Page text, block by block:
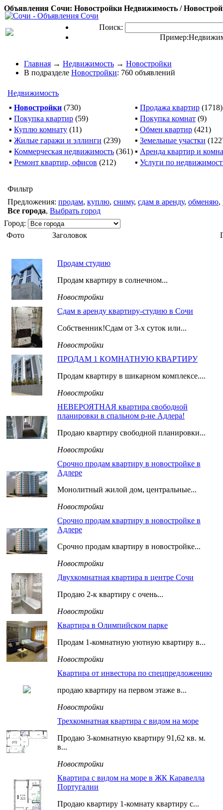
Объявления Сочи: Новостройки Недвижимость /
Поиск:
Пример:
Главная → Недвижимость → Новостройки
В подразделе Новостройки: 760 объявлений
Недвижимость
▪ Новостройки (730) ▪ Продажа квартир (1718)
▪ Покупка квартир (59) ▪ Покупка комнат (9)
▪ Куплю комнату (11) ▪ Обмен квартир (421)
▪ Жилые гаражи и эллинги (239) ▪ Земельные участки
▪ Коммерческая недвижимость (361) ▪ Аренда квартир и
▪ Ремонт квартир, офисов (212) ▪ Услуги по
Фильтр
Предложения: продам, куплю, сниму, сдам в аренду, обменяю,
Все города, Выбрать город
Город:
Фото
Заголовок
Продам студию
Продам квартиру в солнечном...
Новостройки
Сдам в аренду квартиру-студию в Сочи
Собственник!Сдам от 3-х суток или...
Новостройки
ПРОДАМ 1 КОМНАТНУЮ КВАРТИРУ
Продам квартиру в шикарном комплексе....
Новостройки
НЕВЕРОЯТНАЯ квартира свободной
планировки в спальном р-не Адлера!
Продаю квартиру свободной планировки...
Новостройки
Срочно продам квартиру в новостройке в
Адлере
Монолитный жилой дом, центральные...
Новостройки
Срочно продам квартиру в новостройке в
Адлере
Срочно продам квартиру в новостройке...
Новостройки
Двухкомнатная квартира в центре Сочи
Продаю 2-к квартиру с очень...
Новостройки
Квартира в Олимпийском парке
Продам 1-комнатную уютную квартиру в...
Новостройки
Квартира от инвестора по спецпредложению
продаю квартиру на первом этаже в...
Новостройки
Трехкомнатная квартира с видом на море
Продаю 3-комнатную квартиру 91,62 кв. м.
в...
Новостройки
Квартира с видом на море в ЖК Каравелла
Португалии
Продаю квартиру 1-комнату квартиру с...